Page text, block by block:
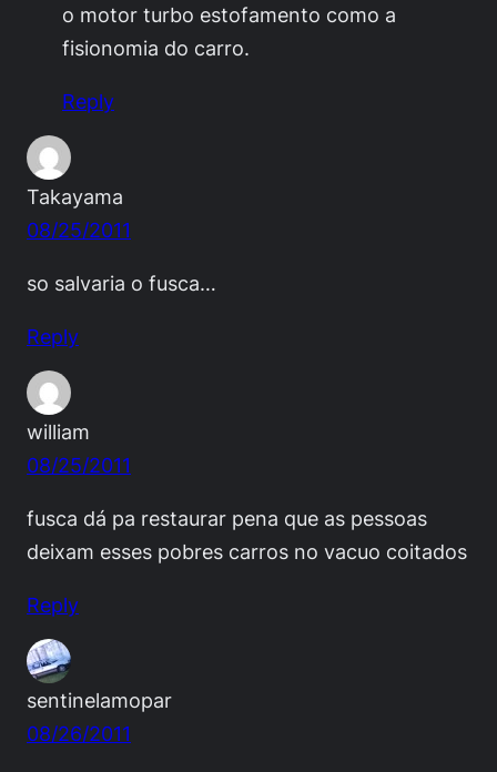
o motor turbo estofamento como a
fisionomia do carro.
Reply
Takayama
08/25/2011
so salvaria o fusca…
Reply
william
08/25/2011
fusca dá pa restaurar pena que as pessoas
deixam esses pobres carros no vacuo coitados
Reply
sentinelamopar
08/26/2011